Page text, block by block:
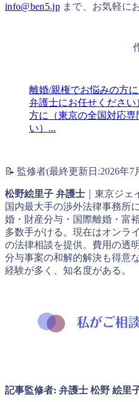
info@ben5.jpまで、お気軽に
離婚/親権でお悩みの方
弁護士にお任せください
方に（東京の全国対応
い）...
📝 監修者(最終更新日:2026年7
松野絵里子 弁護士 ｜東京ジェ
国内最大手の渉外法律事務所
婚・財産分与・国際離婚・富
多数手がける。現在はオンラ
の法律相談を提供。費用の透
分与事案の和解的解決も得意
経験が多く、知名度がある。
記事監修者: 弁護士 松野 絵里